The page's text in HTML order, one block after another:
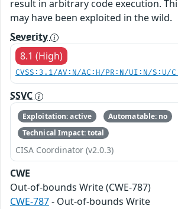
result in arbitrary code execution.
may have been exploited in the wild.
Severity
8.1 (High)
CVSS:3.1/AV:N/AC:H/PR:N/UI:N/S:U/
SSVC
Exploitation: active
Automatable: no
Technical Impact: total
CISA Coordinator (v2.0.3)
CWE
Out-of-bounds Write (CWE-787)
CWE-787- Out-of-bounds Write